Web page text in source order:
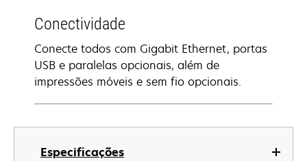
Especificações
Conectividade
Conecte todos com Gigabit Ethernet, portas
USB e paralelas opcionais, além de
impressões móveis e sem fio opcionais.